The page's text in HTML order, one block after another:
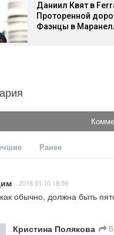
Даниил Квят в
Проторенной
Фаэнцы в
Ранее
2018.01.10 18:59
обычно, должна быть
Кристина Полякова